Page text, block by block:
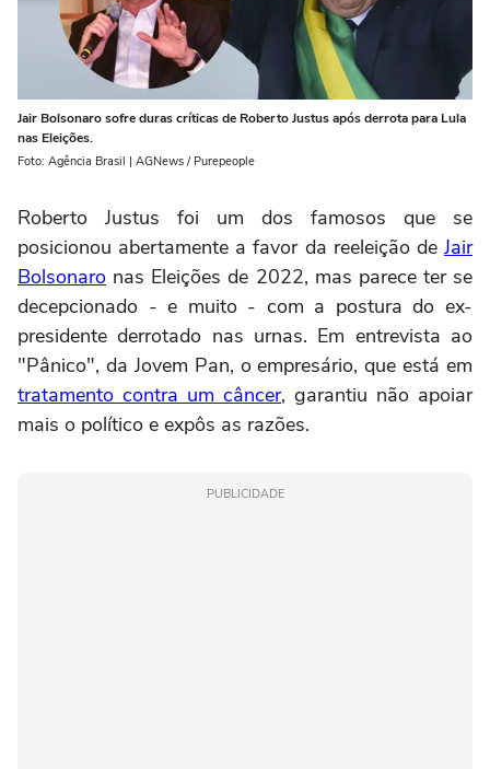
Jair Bolsonaro sofre duras críticas de Roberto Justus após derrota para Lula
nas Eleições.
Foto: Agência Brasil | AGNews / Purepeople
Roberto Justus foi um dos famosos que se
posicionou abertamente a favor da reeleição de Jair
Bolsonaro nas Eleições de 2022, mas parece ter se
decepcionado - e muito - com a postura do ex-
presidente derrotado nas urnas. Em entrevista ao
"Pânico", da Jovem Pan, o empresário, que está em
tratamento contra um câncer, garantiu não apoiar
mais o político e expôs as razões.
PUBLICIDADE